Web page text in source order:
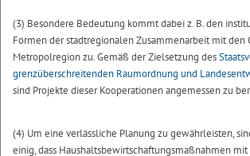
(3) Besondere Bedeutung kommt dabei z. B. den
Formen der stadtregionalen Zusammenarbeit mit den
Metropolregion zu. Gemäß der Zielsetzung des
grenzüberschreitenden Raumordnung und
sind Projekte dieser Kooperationen angemessen zu
(4) Um eine verlässliche Planung zu gewährleisten,
einig, dass Haushaltsbewirtschaftungsmaßnahmen mit